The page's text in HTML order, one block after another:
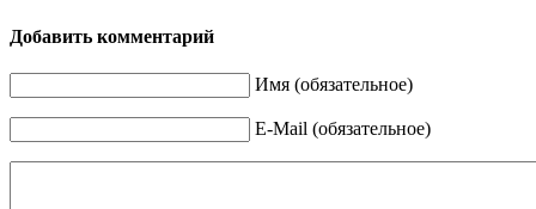
Добавить комментарий
Имя (обязательное)
E-Mail (обязательное)